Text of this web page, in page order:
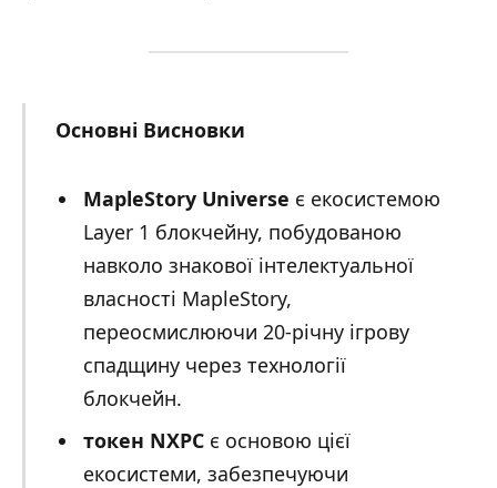
Основні Висновки
MapleStory Universe є екосистемою
Layer 1 блокчейну, побудованою
навколо знакової інтелектуальної
власності MapleStory,
переосмислюючи 20-річну ігрову
спадщину через технології
блокчейн.
токен NXPCє основою цієї
екосистеми, забезпечуючи